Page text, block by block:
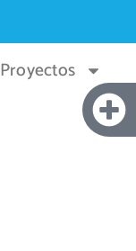
Proyectos